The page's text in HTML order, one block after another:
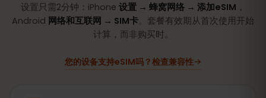
设置只需2分钟：iPhone 设置 → 蜂窝网络 → 添加eSIM ，
Android 网络和互联网 → SIM卡 。套餐有效期从首次使用开始
计算，而非购买时。
您的设备支持eSIM吗？检查兼容性